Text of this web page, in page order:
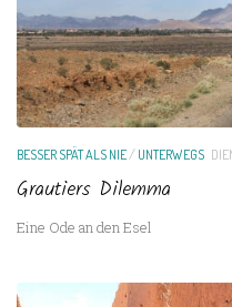
BESSER SPÄT ALS NIE/UNTERWEGS
Grautiers Dilemma
Eine Ode an den Esel